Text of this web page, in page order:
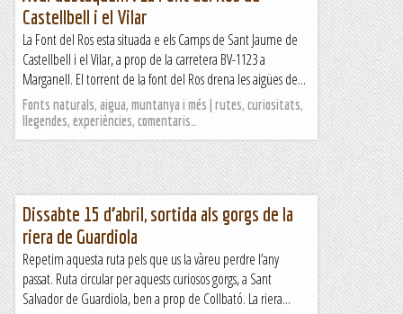
Castellbell i el Vilar
La Font del Ros esta situada e els Camps de Sant Jaume de
Castellbell i el Vilar, a prop de la carretera BV-1123 a
Marganell. El torrent de la font del Ros drena les aigües de...
Fonts naturals, aigua, muntanya i més | rutes, curiositats,
llegendes, experiències, comentaris…
Dissabte 15 d’abril, sortida als gorgs de la
riera de Guardiola
Repetim aquesta ruta pels que us la vàreu perdre l’any
passat. Ruta circular per aquests curiosos gorgs, a Sant
Salvador de Guardiola, ben a prop de Collbató. La riera...